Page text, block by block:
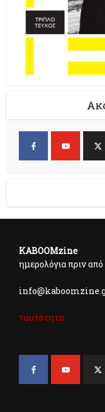
KABOOMzine
ημερολόγια πριν
ταυτότητα